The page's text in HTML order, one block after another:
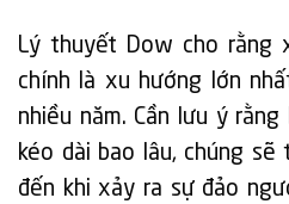
Lý thuyết Dow cho rằng
chính là xu hướng lớn
nhiều năm. Cần lưu ý
kéo dài bao lâu, chúng
đến khi xảy ra sự đảo